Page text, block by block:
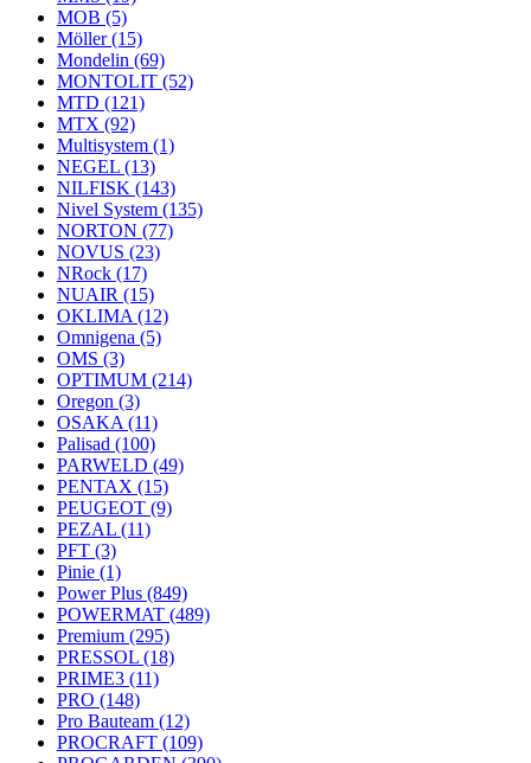
MOB (5)
Möller(15)
Mondelin (69)
MONTOLIT (52)
MTD (121)
MTX (92)
Multisystem (1)
NEGEL (13)
NILFISK (143)
Nivel System (135)
NORTON (77)
NOVUS (23)
NRock (17)
NUAIR (15)
OKLIMA (12)
Omnigena (5)
OMS (3)
OPTIMUM (214)
Oregon (3)
OSAKA (11)
Palisad (100)
PARWELD (49)
PENTAX (15)
PEUGEOT (9)
PEZAL (11)
PFT (3)
Pinie (1)
Power Plus (849)
POWERMAT (489)
Premium (295)
PRESSOL (18)
PRIME3 (11)
PRO (148)
Pro Bauteam (12)
PROCRAFT (109)